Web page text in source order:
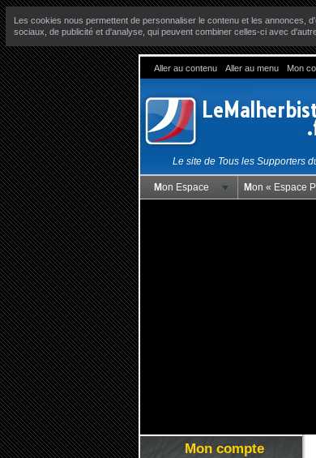
Les cookies nous permettent de personnaliser le contenu et les annonces,
sociaux, de publicité et d'analyse, qui peuvent combiner celles-ci avec
Aller au contenu Aller au menu Mon
Le site de Tous les Supporters
Mon Espace Mon « Espace
Mon compte